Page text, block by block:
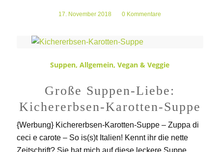
17. November 2018
/ 0 Kommentare
Suppen,Allgemein,Vegan & Veggie
Große Suppen-Liebe:
Kichererbsen-Karotten-Suppe
{Werbung} Kichererbsen-Karotten-Suppe – Zuppa di
ceci e carote – So is(s)t Italien! Kennt ihr die nette
Zeitschrift? Sie hat mich auf diese leckere Suppe